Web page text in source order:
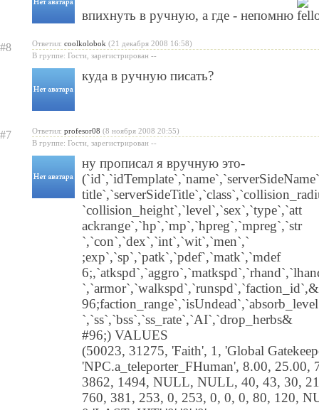
впихнуть в ручную, а где - непомню
#8 Ответил: coolkolobok (21 декабря 2008 16:58)
В группе: Гости, зарегистрирован --
куда в ручную писать?
#7 Ответил: profesor08 (8 ноября 2008 20:55)
В группе: Гости, зарегистрирован --
ну прописал я вручную это-
`collision_height`,`level`,`sex`,`type`,`att
ackrange`,`hp`,`mp`,`hpreg`,`mpreg`,`str
`,`con`,`dex`,`int`,`wit`,`men`,`
;exp`,`sp`,`patk`,`pdef`,`matk`,`mdef
`,`ss`,`bss`,`ss_rate`,`AI`,`drop_herbs&
#96;) VALUES
(50023, 31275, 'Faith', 1, 'Global
'NPC.a_teleporter_FHuman', 8.00, 25.00,
3862, 1494, NULL, NULL, 40, 43, 30,
760, 381, 253, 0, 253, 0, 0, 0, 80, 120,